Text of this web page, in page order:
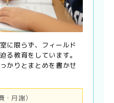
に限らず、フィールド
る教育をしています。
かりとまとめを書かせ
月謝）